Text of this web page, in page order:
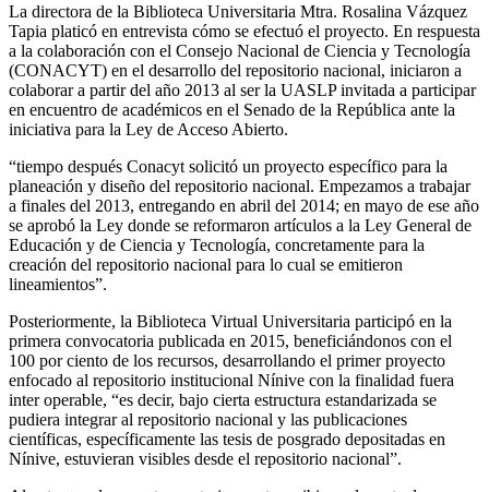
La directora de la Biblioteca Universitaria Mtra. Rosalina Vázquez
Tapia platicó en entrevista cómo se efectuó el proyecto. En respuesta
a la colaboración con el Consejo Nacional de Ciencia y Tecnología
(CONACYT) en el desarrollo del repositorio nacional, iniciaron a
colaborar a partir del año 2013 al ser la UASLP invitada a participar
en encuentro de académicos en el Senado de la República ante la
iniciativa para la Ley de Acceso Abierto.
“tiempo después Conacyt solicitó un proyecto específico para la
planeación y diseño del repositorio nacional. Empezamos a trabajar
a finales del 2013, entregando en abril del 2014; en mayo de ese año
se aprobó la Ley donde se reformaron artículos a la Ley General de
Educación y de Ciencia y Tecnología, concretamente para la
creación del repositorio nacional para lo cual se emitieron
lineamientos”.
Posteriormente, la Biblioteca Virtual Universitaria participó en la
primera convocatoria publicada en 2015, beneficiándonos con el
100 por ciento de los recursos, desarrollando el primer proyecto
enfocado al repositorio institucional Nínive con la finalidad fuera
inter operable, “es decir, bajo cierta estructura estandarizada se
pudiera integrar al repositorio nacional y las publicaciones
científicas, específicamente las tesis de posgrado depositadas en
Nínive, estuvieran visibles desde el repositorio nacional”.